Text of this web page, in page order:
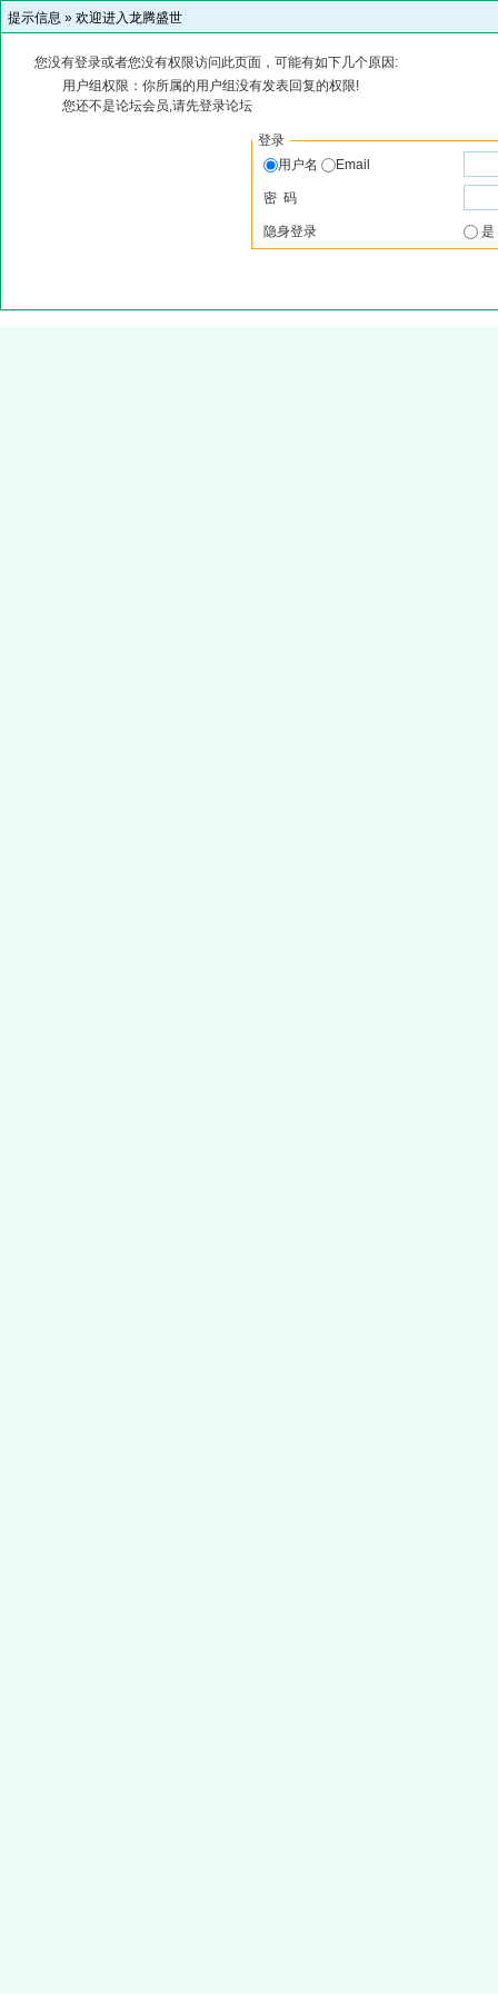
提示信息 » 欢迎进入龙腾盛世
您没有登录或者您没有权限访问此页面，可能有如下几个原因:
用户组权限：你所属的用户组没有发表回复的权限!
您还不是论坛会员,请先登录论坛
登录
用户名
Email
密 码
隐身登录